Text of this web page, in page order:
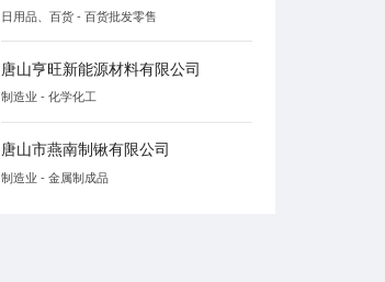
日用品、百货 - 百货批发零售
唐山亨旺新能源材料有限公司
制造业 - 化学化工
唐山市燕南制锹有限公司
制造业 - 金属制成品